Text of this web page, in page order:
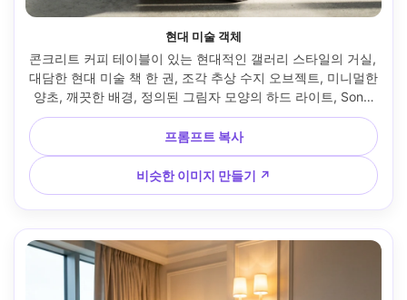
현대 미술 객체
콘크리트 커피 테이블이 있는 현대적인 갤러리 스타일의 거실,
대담한 현대 미술 책 한 권, 조각 추상 수지 오브젝트, 미니멀한
양초, 깨끗한 배경, 정의된 그림자 모양의 하드 라이트, Sony
A7IV로 촬영, 85mm, f/2.8, 타이트 구성, 고급 편집 인테리어
사진, 사실적인 콘크리트 질감 --ar 4:5
프롬프트 복사
비슷한 이미지 만들기 ↗